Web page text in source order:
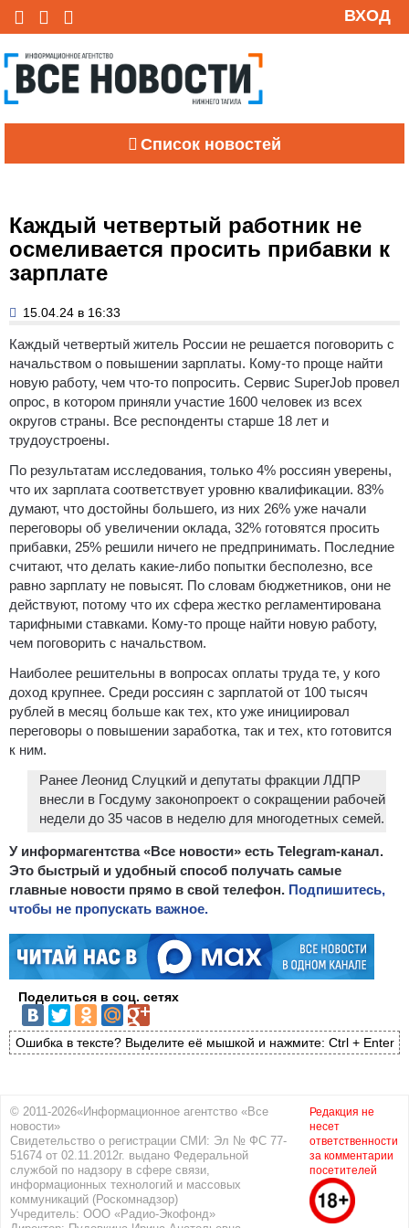
ВХОД
Список новостей
Каждый четвертый работник не
осмеливается просить прибавки к
зарплате
15.04.24 в 16:33
Каждый четвертый житель России не решается поговорить с
начальством о повышении зарплаты. Кому-то проще найти
новую работу, чем что-то попросить. Сервис SuperJob провел
опрос, в котором приняли участие 1600 человек из всех
округов страны. Все респонденты старше 18 лет и
трудоустроены.
По результатам исследования, только 4% россиян уверены,
что их зарплата соответствует уровню квалификации. 83%
думают, что достойны большего, из них 26% уже начали
переговоры об увеличении оклада, 32% готовятся просить
прибавки, 25% решили ничего не предпринимать. Последние
считают, что делать какие-либо попытки бесполезно, все
равно зарплату не повысят. По словам бюджетников, они не
действуют, потому что их сфера жестко регламентирована
тарифными ставками. Кому-то проще найти новую работу,
чем поговорить с начальством.
Наиболее решительны в вопросах оплаты труда те, у кого
доход крупнее. Среди россиян с зарплатой от 100 тысяч
рублей в месяц больше как тех, кто уже инициировал
переговоры о повышении заработка, так и тех, кто готовится
к ним.
Ранее Леонид Слуцкий и депутаты фракции ЛДПР
внесли в Госдуму законопроект о сокращении рабочей
недели до 35 часов в неделю для многодетных семей.
У информагентства «Все новости» есть Telegram-канал.
Это быстрый и удобный способ получать самые
главные новости прямо в свой телефон. Подпишитесь,
чтобы не пропускать важное.
Поделиться в соц. сетях
Ошибка в тексте? Выделите её мышкой и нажмите: Ctrl + Enter
© 2011-2026«Информационное агентство «Все
новости»
Свидетельство о регистрации СМИ: Эл № ФС 77-
51674 от 02.11.2012г. выдано Федеральной
службой по надзору в сфере связи,
информационных технологий и массовых
коммуникаций (Роскомнадзор)
Учредитель: ООО «Радио-Экофонд»
Редакция не
несет
ответственности
за комментарии
посетителей